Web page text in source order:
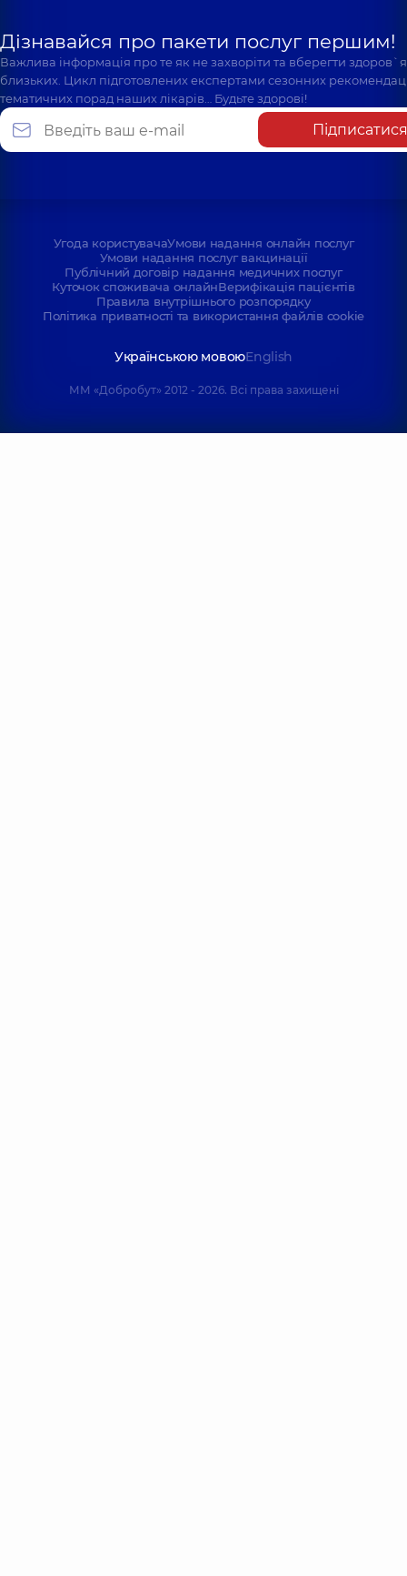
Дізнавайся про пакети послуг першим!
Важлива інформація про те як не захворіти та вберегти
близьких. Цикл підготовлених експертами сезонних
тематичних порад наших лікарів… Будьте здорові!
Підписатися
Угода користувачаУмови надання онлайн послуг
Умови надання послуг вакцинації
Публічний договір надання медичних послуг
Куточок споживача онлайнВерифікація пацієнтів
Правила внутрішнього розпорядку
Політика приватності та використання файлів cookie
Українською мовоюEnglish
ММ «Добробут» 2012 - 2026. Всі права захищені